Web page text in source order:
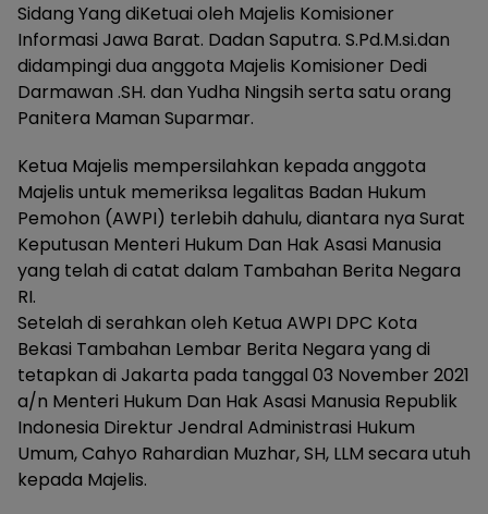
Sidang Yang diKetuai oleh Majelis Komisioner
Informasi Jawa Barat. Dadan Saputra. S.Pd.M.si.dan
didampingi dua anggota Majelis Komisioner Dedi
Darmawan .SH. dan Yudha Ningsih serta satu orang
Panitera Maman Suparmar.
Ketua Majelis mempersilahkan kepada anggota
Majelis untuk memeriksa legalitas Badan Hukum
Pemohon (AWPI) terlebih dahulu, diantara nya Surat
Keputusan Menteri Hukum Dan Hak Asasi Manusia
yang telah di catat dalam Tambahan Berita Negara
RI.
Setelah di serahkan oleh Ketua AWPI DPC Kota
Bekasi Tambahan Lembar Berita Negara yang di
tetapkan di Jakarta pada tanggal 03 November 2021
a/n Menteri Hukum Dan Hak Asasi Manusia Republik
Indonesia Direktur Jendral Administrasi Hukum
Umum, Cahyo Rahardian Muzhar, SH, LLM secara utuh
kepada Majelis.